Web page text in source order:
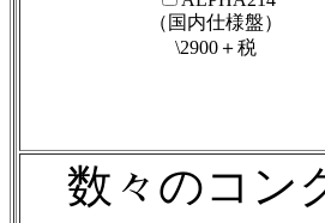
（国内仕様盤）
\2900＋税
数々のコン